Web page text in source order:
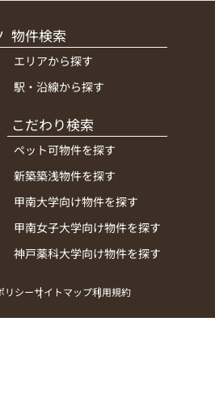
物件検索
エリアから探す
駅・沿線から探す
こだわり検索
ペット可物件を探す
新築築浅物件を探す
甲南大学向け物件を探す
甲南女子大学向け物件を探す
神戸薬科大学向け物件を探す
リシーサイトマップ利用規約